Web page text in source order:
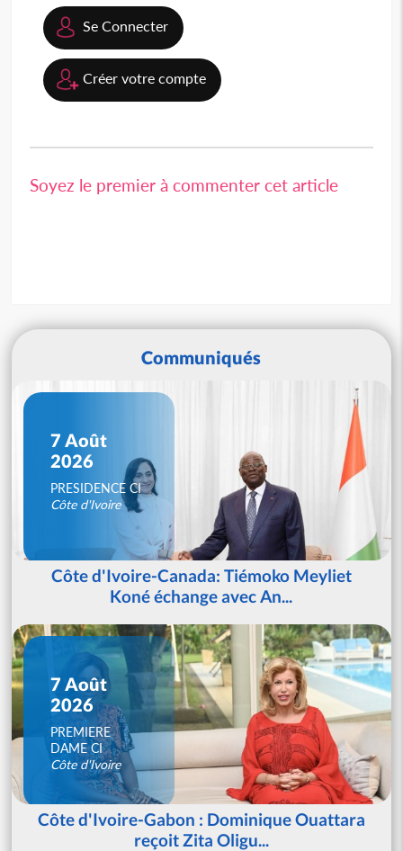
Se Connecter
Créer votre compte
Soyez le premier à commenter cet article
Communiqués
7 Août
2026
PRESIDENCE CI
Côte d'Ivoire
Côte d'Ivoire-Canada: Tiémoko Meyliet
Koné échange avec An...
7 Août
2026
PREMIERE
DAME CI
Côte d'Ivoire
Côte d'Ivoire-Gabon : Dominique Ouattara
reçoit Zita Oligu...